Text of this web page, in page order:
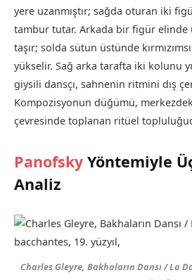
yere uzanmıştır; sağda oturan iki
tambur tutar. Arkada bir figür elinde
taşır; solda sütun üstünde
yükselir. Sağ arka tarafta iki kolunu
giysili dansçı, sahnenin ritmini dış
Kompozisyonun düğümü,
çevresinde toplanan ritüel
Panofsky Yöntemiyle
Analiz
Charles Gleyre, Bakhaların Dansı / La